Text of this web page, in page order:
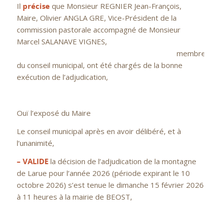
Il précise que Monsieur REGNIER Jean-François,
Maire, Olivier ANGLA GRE, Vice-Président de la
commission pastorale accompagné de Monsieur
Marcel SALANAVE VIGNES,
membres
du conseil municipal, ont été chargés de la bonne
exécution de l’adjudication,
Ouï l’exposé du Maire
Le conseil municipal après en avoir délibéré, et à
l’unanimité,
– VALIDEla décision de l’adjudication de la montagne
de Larue pour l’année 2026 (période expirant le 10
octobre 2026) s’est tenue le dimanche 15 février 2026
à 11 heures à la mairie de BEOST,